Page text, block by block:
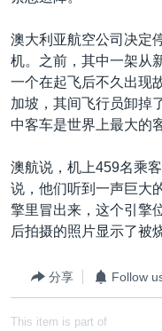
导
索
中东
欧洲
非洲
全球议题
人权·法律·宗教
科教·文娱·体健
军事
环境
热点专题
白宫要闻
国会报道
美国建国250周年
埃博拉疫情
重要讲话与声明
VOA视频
VOA今日焦点
关注我们
其他语言网站
澳大利亚航空公司决定
机。之前，其中一架从
一个在起飞后不久出现
加坡，其间飞行员卸掉
中客车是世界上最大的
澳航说，机上459名乘
说，他们听到一声巨大
擎里冒出来，这个引擎
后拍摄的照片显示了被
分享 Follow
This item is part of